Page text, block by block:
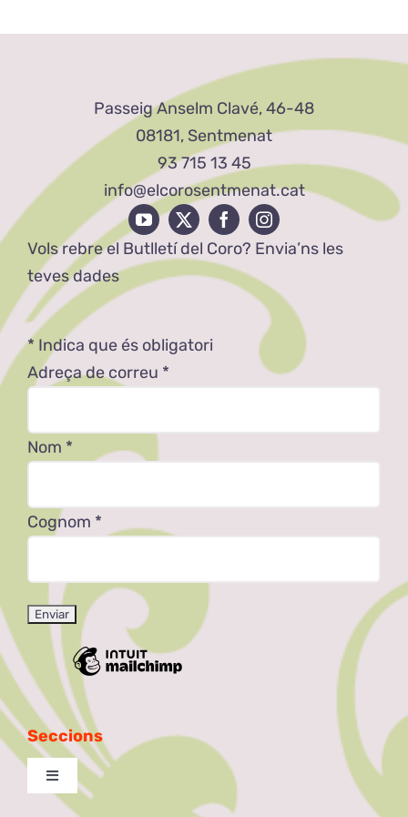
Passeig Anselm Clavé, 46-48
08181, Sentmenat
93 715 13 45
info@elcorosentmenat.cat
Vols rebre el Butlletí del Coro? Envia’ns les
teves dades
* Indica que és obligatori
Adreça de correu *
Nom *
Cognom *
Seccions
Toggle
Navigation